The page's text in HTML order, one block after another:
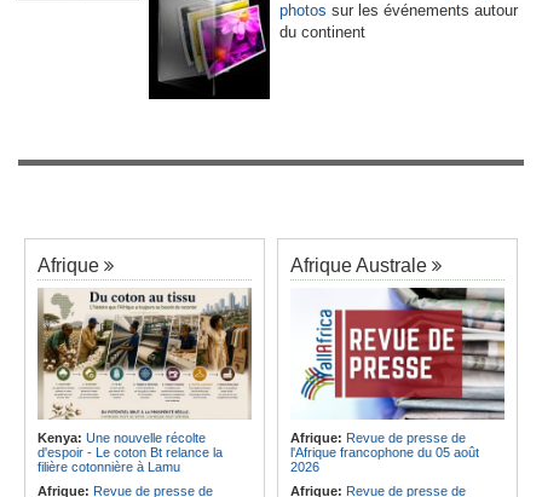
photos sur les événements autour
du continent
Afrique
Kenya: Une nouvelle récolte
d'espoir - Le coton Bt relance la
filière cotonnière à Lamu
Afrique: Revue de presse de
Afrique Australe
Afrique: Revue de presse de
l'Afrique francophone du 05 août
2026
Afrique: Revue de presse de